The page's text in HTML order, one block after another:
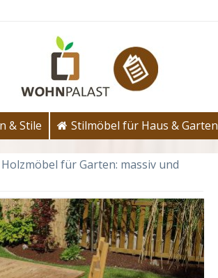
& Stile Stilmöbel für Haus & Garten
Holzmöbel für Garten: massiv und